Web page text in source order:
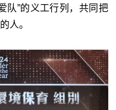
队”的义工行列，共同把
人。